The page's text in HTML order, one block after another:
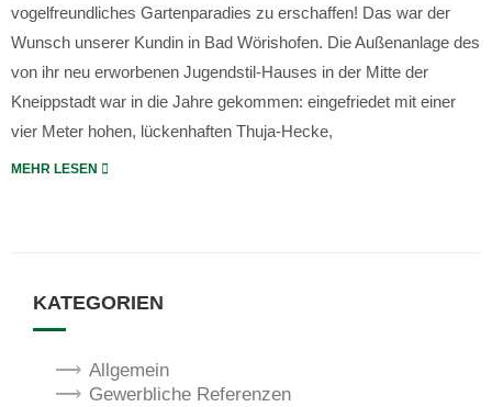
vogelfreundliches Gartenparadies zu erschaffen! Das war der
Wunsch unserer Kundin in Bad Wörishofen. Die Außenanlage des
von ihr neu erworbenen Jugendstil-Hauses in der Mitte der
Kneippstadt war in die Jahre gekommen: eingefriedet mit einer
vier Meter hohen, lückenhaften Thuja-Hecke,
MEHR LESEN
KATEGORIEN
Allgemein
Gewerbliche Referenzen